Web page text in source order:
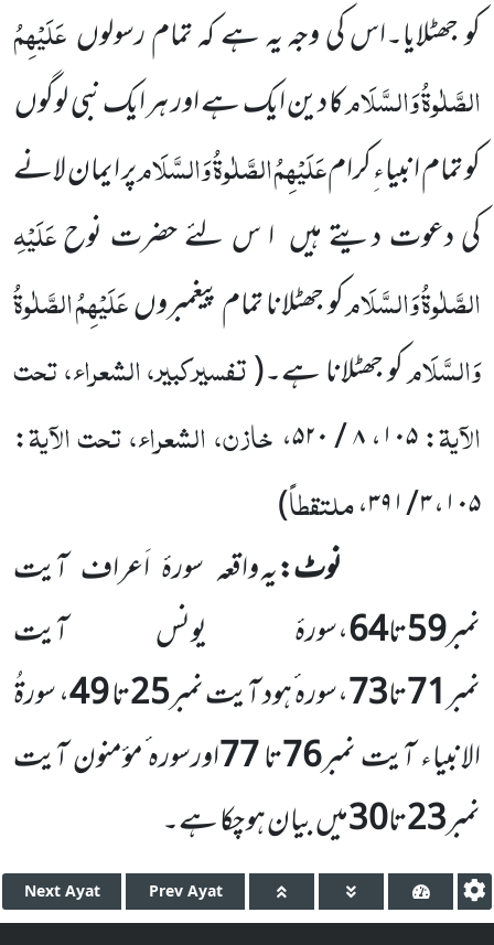
کو جھٹلایا۔اس کی وجہ یہ ہے کہ تمام رسولوںعَلَیْہِمُ
الصَّلٰوۃُ وَالسَّلَامکا دین ایک ہے اور ہر ایک نبی لوگوں
کو تمام انبیاء ِکرامعَلَیْہِمُالصَّلٰوۃُ وَالسَّلَامپر ایمان لانے
کی دعوت دیتے ہیں ا س لئے حضرت نوحعَلَیْہِ
الصَّلٰوۃُوَالسَّلَامکو جھٹلانا تمام پیغمبروںعَلَیْہِمُالصَّلٰوۃُ
وَالسَّلَامکو جھٹلانا ہے۔(تفسیرکبیر، الشعراء، تحت
الآیۃ:۱۰۵،۸ / ۵۲۰ ، خازن، الشعراء، تحت الآیۃ:
۱۰۵،۳ / ۳۹۱ ،ملتقطاً)
نوٹ:یہ واقعہ سورۂ اَعراف آیت
نمبر59تا64،سورۂ یونس آیت
نمبر71تا73،سورہ ٔہود آیت نمبر25تا49، سورۃُ
الانبیاء آیت نمبر76تا
اورسورہ ٔمؤمنون آیت
نمبر23تا30میں بیان ہو چکا ہے۔
Next Ayat Prev Ayat